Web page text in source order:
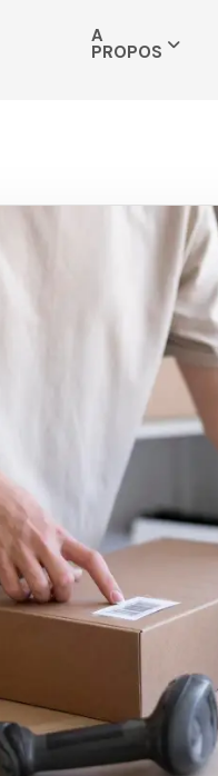
A
PROPOS